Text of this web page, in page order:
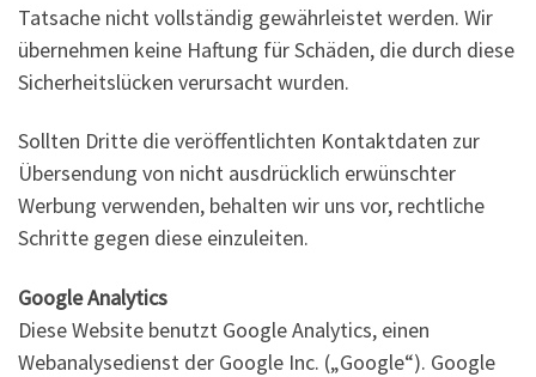
Tatsache nicht vollständig gewährleistet werden. Wir
übernehmen keine Haftung für Schäden, die durch diese
Sicherheitslücken verursacht wurden.
Sollten Dritte die veröffentlichten Kontaktdaten zur
Übersendung von nicht ausdrücklich erwünschter
Werbung verwenden, behalten wir uns vor, rechtliche
Schritte gegen diese einzuleiten.
Google Analytics
Diese Website benutzt Google Analytics, einen
Webanalysedienst der Google Inc. („Google“). Google